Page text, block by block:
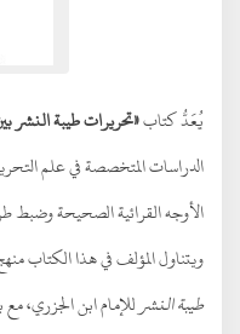
يُعَدُّ كتاب«تحريرات طيبة النشر
الدراسات المتخصصة في علم
الأوجه القرائية الصحيحة وضبط
ويتناول المؤلف في هذا الكتاب
طيبة النشرللإمام ابن الجزري،